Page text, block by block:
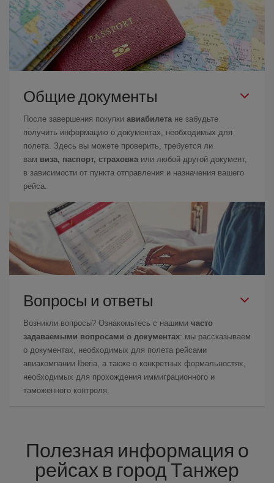
Общие документы
После завершения покупки авиабилета не забудьте
получить информацию о документах, необходимых для
полета. Здесь вы можете проверить, требуется ли
вам виза, паспорт, страховка или любой другой документ,
в зависимости от пункта отправления и назначения вашего
рейса.
Вопросы и ответы
Возникли вопросы? Ознакомьтесь с нашими часто
задаваемыми вопросами о документах: мы рассказываем
о документах, необходимых для полета рейсами
авиакомпании Iberia, а также о конкретных формальностях,
необходимых для прохождения иммиграционного и
таможенного контроля.
Полезная информация о
рейсах в город Танжер